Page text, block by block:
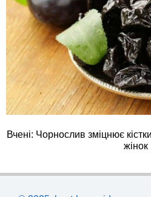
Вчені: Чорнослив зміцнює
жінок